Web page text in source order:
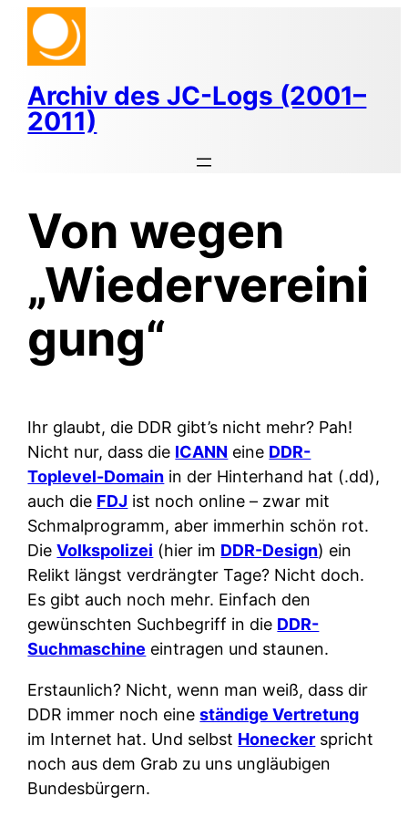
Zum
Inhalt
springen
Archiv des JC-Logs (2001–
2011)
Von wegen
„Wiedervereini
gung“
Ihr glaubt, die DDR gibt’s nicht mehr? Pah!
Nicht nur, dass die ICANN eine DDR-
Toplevel-Domain in der Hinterhand hat (.dd),
auch die FDJ ist noch online – zwar mit
Schmalprogramm, aber immerhin schön rot.
DieVolkspolizei (hier im DDR-Design) ein
Relikt längst verdrängter Tage? Nicht doch.
Es gibt auch noch mehr. Einfach den
gewünschten Suchbegriff in die DDR-
Suchmaschine eintragen und staunen.
Erstaunlich? Nicht, wenn man weiß, dass dir
DDR immer noch eineständige Vertretung
im Internet hat. Und selbst Honecker spricht
noch aus dem Grab zu uns ungläubigen
Bundesbürgern.